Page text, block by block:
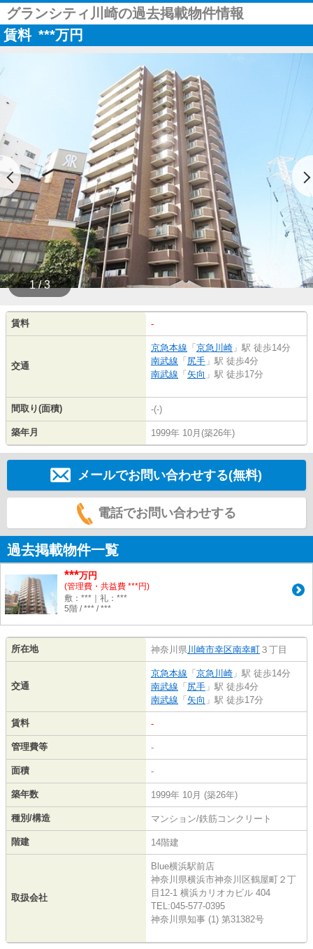
グランシティ川崎の過去掲載物件情報
賃料 ***万円
1 / 3
賃料 -
交通
京急本線 「 京急川崎 」駅 徒歩14分
南武線 「 尻手 」駅 徒歩4分
南武線 「 矢向 」駅 徒歩17分
間取り(面積) -(-)
築年月 1999年 10月(築26年)
メールでお問い合わせする(無料)
電話でお問い合わせする
過去掲載物件一覧
***万円
(管理費・共益費 ***円)
敷：***｜礼：***
5階 / *** / ***
所在地 神奈川県川崎市幸区南幸町 ３丁目
交通
京急本線 「 京急川崎 」駅 徒歩14分
南武線 「 尻手 」駅 徒歩4分
南武線 「 矢向 」駅 徒歩17分
賃料 -
管理費等 -
面積 -
築年数 1999年 10月 (築26年)
種別/構造 マンション/鉄筋コンクリート
階建 14階建
取扱会社
Blue横浜駅前店
神奈川県横浜市神奈川区鶴屋町２丁
目12-1 横浜カリオカビル 404
TEL:045-577-0395
神奈川県知事 (1) 第31382号